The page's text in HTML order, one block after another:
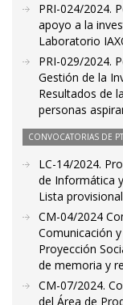
PRI-024/2024.
apoyo a la
Laboratorio
PRI-029/2024.
Gestión de la
Resultados de
personas
CONVOCATORIAS DE
LC-14/2024.
de Informática
Lista
CM-04/2024
Comunicación
Proyección
de memoria y
CM-07/2024.
del Área de